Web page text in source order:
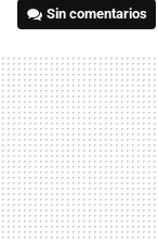
Sin comentarios